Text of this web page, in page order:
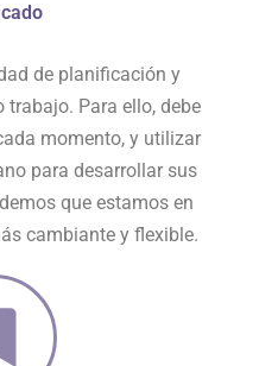
de planificación y
Para ello, debe
momento, y utilizar
para desarrollar sus
que estamos en
cambiante y flexible.